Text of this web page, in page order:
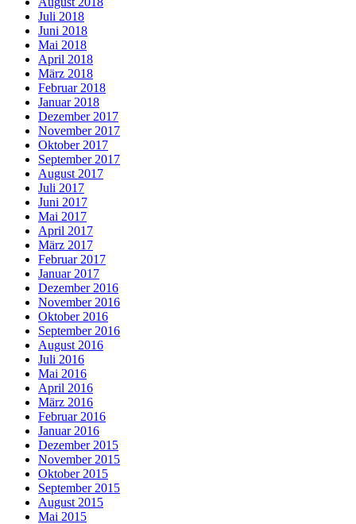
Juli 2018
Juni 2018
Mai 2018
April 2018
März 2018
Februar 2018
Januar 2018
Dezember 2017
November 2017
Oktober 2017
September 2017
August 2017
Juli 2017
Juni 2017
Mai 2017
April 2017
März 2017
Februar 2017
Januar 2017
Dezember 2016
November 2016
Oktober 2016
September 2016
August 2016
Juli 2016
Mai 2016
April 2016
März 2016
Februar 2016
Januar 2016
Dezember 2015
November 2015
Oktober 2015
September 2015
August 2015
Mai 2015